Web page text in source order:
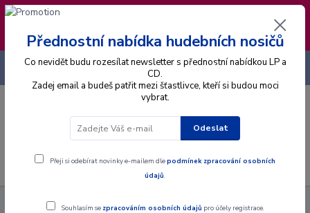
❣️ Od 4.8. do 13.8. čerpám dovolenou. Datum
expedice objednávek se posouvá na pátek
14.8.2026 🐋
Menu
CZK
+420 725 736 293
Alba Gramodesky
Linha Singers - Concerto Grosso Per
Přednostní nabídka hudebních nosičů
Co nevidět budu rozesílat newsletter s přednostní nabídkou LP a
CD.
Zadej email a budeš patřit mezi šťastlivce, kteří si budou moci
vybrat.
Odeslat
Přeji si odebírat novinky e-mailem dlepodmínek zpracování osobních
údajů.
Souhlasím se zpracováním osobních údajů pro účely registrace.